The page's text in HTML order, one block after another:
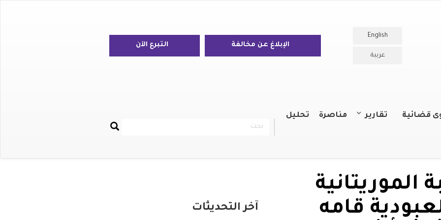
English
عربية
الإبلاغ عن مخالفة التبرع الآن
قضائية تقارير مناصرة تحليل
Rechercher
بحث
الموريتانية
قامه
آخر التحديثات